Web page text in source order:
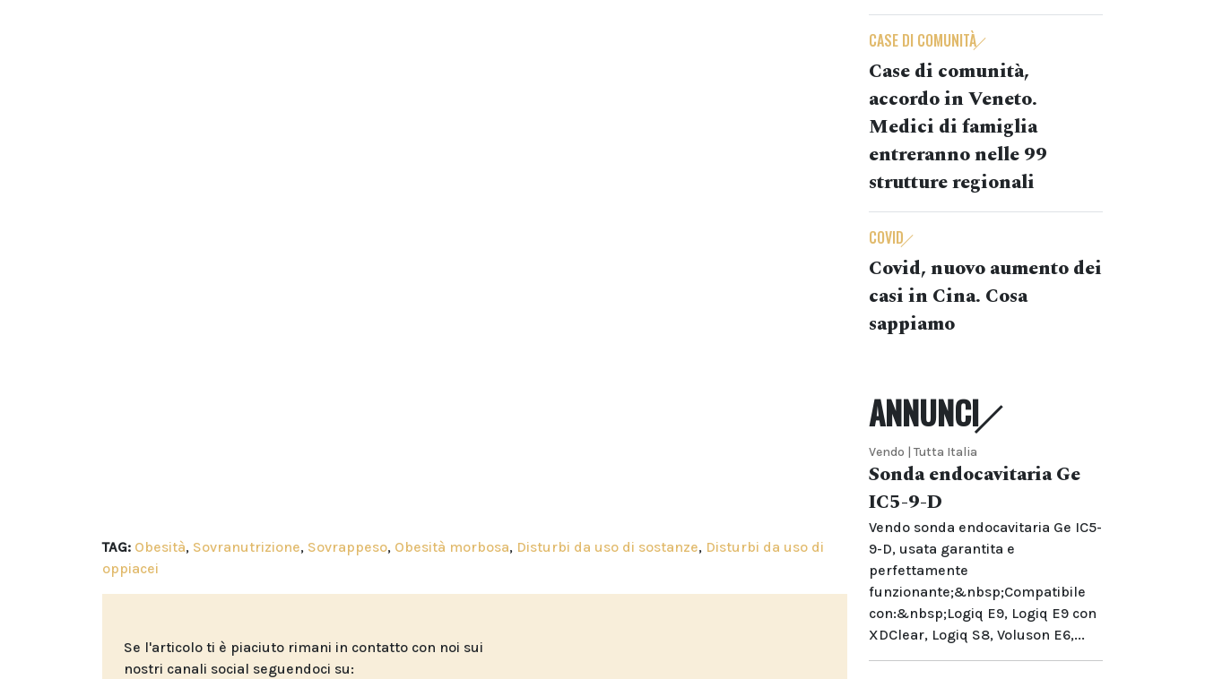
TAG: Obesità, Sovranutrizione, Sovrappeso, Obesità morbosa, Disturbi da uso di sostanze, Disturbi da uso di
oppiacei
Se l'articolo ti è piaciuto rimani in contatto con noi sui
nostri canali social seguendoci su:
CASE DI COMUNITÀ
Case di comunità,
accordo in Veneto.
Medici di famiglia
entreranno nelle 99
strutture regionali
COVID
Covid, nuovo aumento dei
casi in Cina. Cosa
sappiamo
ANNUNCI
Vendo | Tutta Italia
Sonda endocavitaria Ge
IC5-9-D
Vendo sonda endocavitaria Ge IC5-
9-D, usata garantita e
perfettamente
funzionante;&nbsp;Compatibile
con:&nbsp;Logiq E9, Logiq E9 con
XDClear, Logiq S8, Voluson E6,...